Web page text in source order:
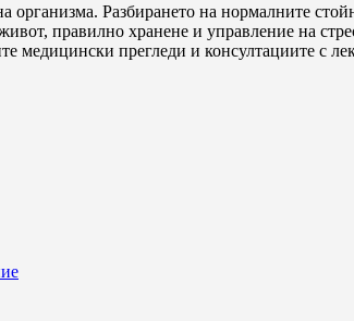
Разбирането на нормалните
правилно хранене и управление на
медицински прегледи и консултациите с